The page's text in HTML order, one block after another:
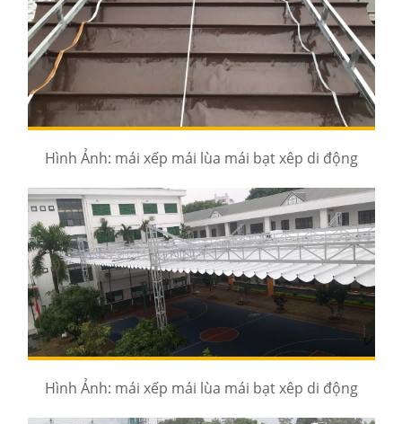
Hình Ảnh: mái xếp mái lùa mái bạt xêp di động
Hình Ảnh: mái xếp mái lùa mái bạt xêp di động